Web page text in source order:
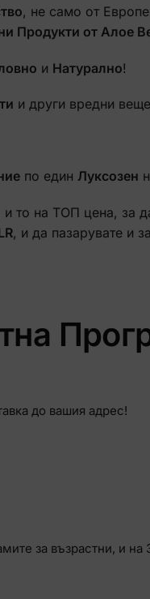
, не само от
Продукти от Алое
и Натурално!
и други вредни
по един Луксозен
и то на ТОП цена, за
, и да пазарувате и
до вашия адрес!
за възрастни, и